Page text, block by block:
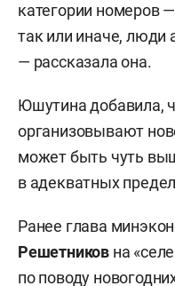
категории номеров
так или иначе, люди
— рассказала она.
Юшутина добавила,
организовывают
может быть чуть
в адекватных
Ранее глава
Решетников на
по поводу